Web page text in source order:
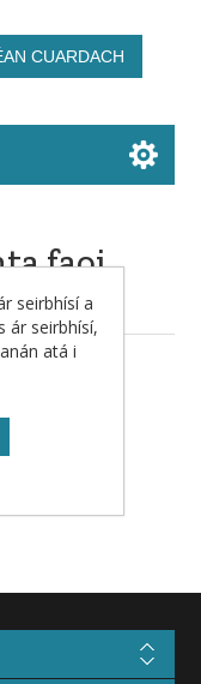
faoi
seirbhísí a
ár seirbhísí,
atá i